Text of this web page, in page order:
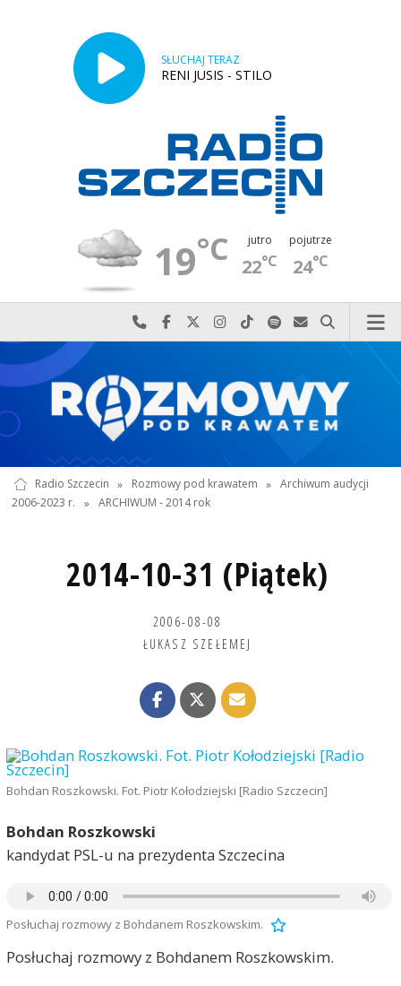
SŁUCHAJ TERAZ
RENI JUSIS - STILO
19°C jutro
22°C
pojutrze
24°C
Najlepiej po prostu do nas zadzwoń
Odwiedź nas na Facebook-u
Odwiedź nas na X
Odwiedź nas na Instagram-ie
Odwiedź nas na TikTok-u
Szukaj nas na Spotify
Wyślij do nas
Szukaj
Radio Szczecin » Rozmowy pod krawatem » Archiwum audycji
2006-2023 r.
» ARCHIWUM - 2014 rok
2014-10-31 (Piątek)
2006-08-08
ŁUKASZ SZEŁEMEJ
Bohdan Roszkowski. Fot. Piotr Kołodziejski [Radio Szczecin]
Bohdan Roszkowski
kandydat PSL-u na prezydenta Szczecina
Posłuchaj rozmowy z Bohdanem Roszkowskim.
Posłuchaj rozmowy z Bohdanem Roszkowskim.